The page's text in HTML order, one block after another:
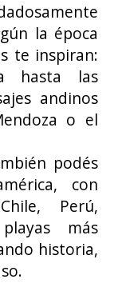
la época
te inspiran:
hasta las
andinos
o el
podés
con
Perú,
más
historia,